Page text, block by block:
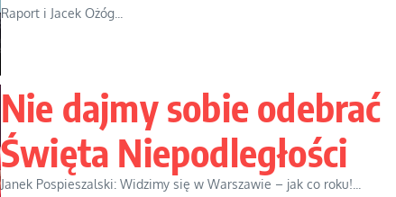
Raport i Jacek Ożóg...
Nie dajmy sobie odebrać
Święta Niepodległości
Janek Pospieszalski: Widzimy się w Warszawie – jak co roku!...